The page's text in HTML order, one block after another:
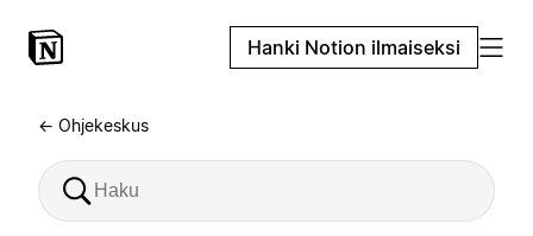
Hanki Notion ilmaiseksi
← Ohjekeskus